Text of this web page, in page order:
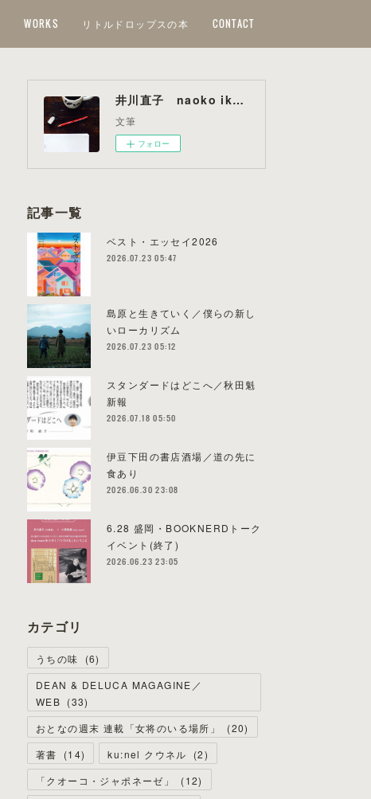
WORKS リトルドロップスの本 CONTACT
井川直子 naoko ikawa
文筆
フォロー
記事一覧
ベスト・エッセイ2026
2026.07.23 05:47
島原と生きていく／僕らの新し
いローカリズム
2026.07.23 05:12
スタンダードはどこへ／秋田魁
新報
2026.07.18 05:50
伊豆下田の書店酒場／道の先に
食あり
2026.06.30 23:08
6.28 盛岡・BOOKNERDトーク
イベント(終了)
2026.06.23 23:05
カテゴリ
うちの味 (6)
DEAN & DELUCA MAGAGINE／
WEB (33)
おとなの週末 連載「女将のいる場所」
(20)
著書
(14) ku:nel クウネル (2)
「クオーコ・ジャポネーゼ」
(12)